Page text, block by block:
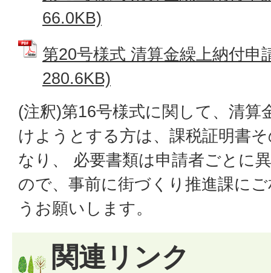
66.0KB)
第20号様式 清算金繰上納付申
280.6KB)
(注釈)第16号様式に関して、清算
けようとする方は、課税証明書
なり、 必要書類は申請者ごとに
ので、事前に街づくり推進課に
うお願いします。
関連リンク